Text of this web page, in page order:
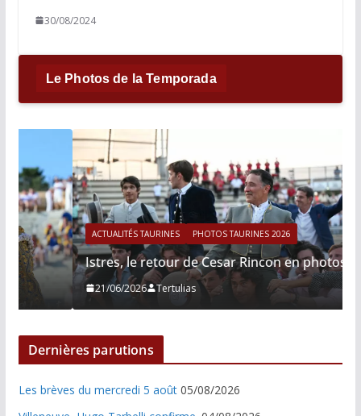
30/08/2024
Le Photos de la Temporada
ACTUALITÉS TAURINES PHOTOS TAURINES 2026
Istres, le retour de Cesar Rincon en photos
21/06/2026 Tertulias
Dernières parutions
Les brèves du mercredi 5 août 05/08/2026